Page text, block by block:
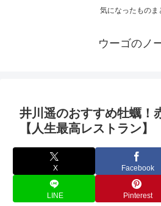
気になったものま
ウーゴのノ
井川遥のおすすめ牡蠣！
【人生最高レストラン】
X Facebook
LINE Pinterest